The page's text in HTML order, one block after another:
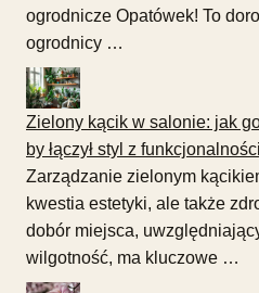
ogrodnicze Opatówek! To
ogrodnicy …
Zielony kącik w salonie: jak
by łączył styl z
Zarządzanie zielonym
kwestia estetyki, ale także
dobór miejsca,
wilgotność, ma kluczowe …